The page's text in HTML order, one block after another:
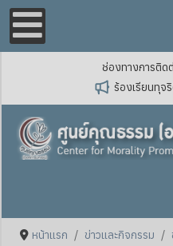
ช่องทางการติ
ร้องเรียนทุจ
หน้าแรก ข่าวและกิจกรรม